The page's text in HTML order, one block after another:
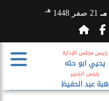
21 صفر 1448 هـ
رئيس مجلس الإدارة
يحيي ابو حته
رئيس التحرير
هبة عبد الحفيظ